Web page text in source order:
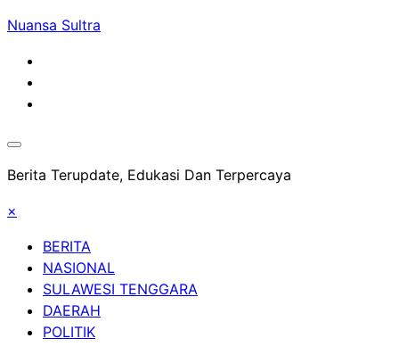
Skip
content
Nuansa Sultra
Berita Terupdate, Edukasi Dan Terpercaya
×
BERITA
NASIONAL
SULAWESI TENGGARA
DAERAH
POLITIK